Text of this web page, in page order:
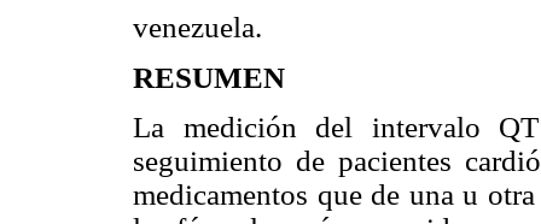
venezuela.
RESUMEN
La medición del intervalo
seguimiento de pacientes
medicamentos que de una u